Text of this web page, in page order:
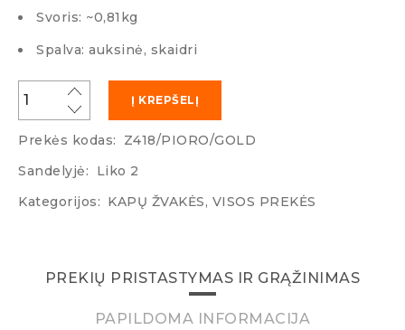
Svoris: ~0,81kg
Spalva: auksinė, skaidri
Į KREPŠELĮ
Prekės kodas:
Z418/PIORO/GOLD
Sandelyjė:
Liko 2
Kategorijos: KAPŲ ŽVAKĖS, VISOS PREKĖS
PREKIŲ PRISTASTYMAS IR GRĄŽINIMAS
PAPILDOMA INFORMACIJA